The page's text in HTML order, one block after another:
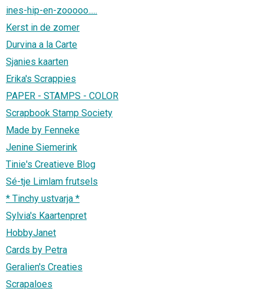
ines-hip-en-zooooo.....
Kerst in de zomer
Durvina a la Carte
Sjanies kaarten
Erika's Scrappies
PAPER - STAMPS - COLOR
Scrapbook Stamp Society
Made by Fenneke
Jenine Siemerink
Tinie's Creatieve Blog
Sé-tje Limlam frutsels
* Tinchy ustvarja *
Sylvia's Kaartenpret
HobbyJanet
Cards by Petra
Geralien's Creaties
Scrapaloes